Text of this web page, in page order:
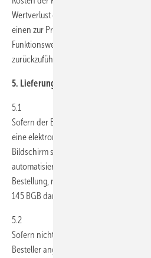
Wertverlust der Waren nur aufkommen,
einen zur Prüfung der Beschaffenheit,
Funktionsweise der Waren nicht
zurückzuführen ist.
5. Lieferung
5.1
Sofern der Besteller über den
eine elektronische Bestätigung der
Bildschirm sowie per Email. Die
automatisiert und stellt somit lediglich
Bestellung, nicht jedoch die Annahme
145 BGB dar.
5.2
Sofern nicht anders vereinbart, erfolgt
Besteller angegebene Lieferadresse.